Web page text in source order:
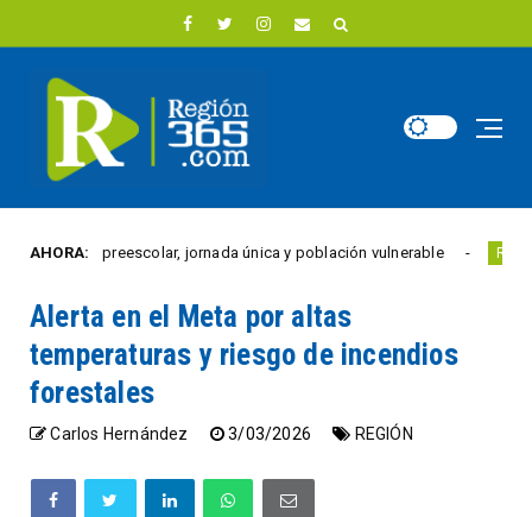
AHORA:
a preescolar, jornada única y población vulnerable REGIÓN
Alerta en el Meta por altas
temperaturas y riesgo de incendios
forestales
Carlos Hernández 3/03/2026 REGIÓN